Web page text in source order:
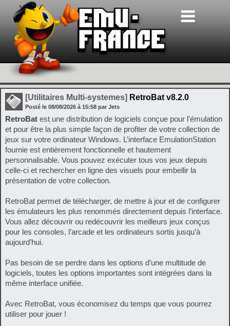
[Utilitaires Multi-systemes] RetroBat v8.2.0
Posté le 08/08/2026 à 15:58 par Jets
RetroBat est une distribution de logiciels conçue pour l’émulation
et pour être la plus simple façon de profiter de votre collection de
jeux sur votre ordinateur Windows. L’interface EmulationStation
fournie est entièrement fonctionnelle et hautement
personnalisable. Vous pouvez exécuter tous vos jeux depuis
celle-ci et rechercher en ligne des visuels pour embellir la
présentation de votre collection.
RetroBat permet de télécharger, de mettre à jour et de configurer
les émulateurs les plus renommés directement depuis l’interface.
Vous allez découvrir ou redécouvrir les meilleurs jeux conçus
pour les consoles, l’arcade et les ordinateurs sortis jusqu’à
aujourd’hui.
Pas besoin de se perdre dans les options d’une multitude de
logiciels, toutes les options importantes sont intégrées dans la
même interface unifiée.
Avec RetroBat, vous économisez du temps que vous pourrez
utiliser pour jouer !